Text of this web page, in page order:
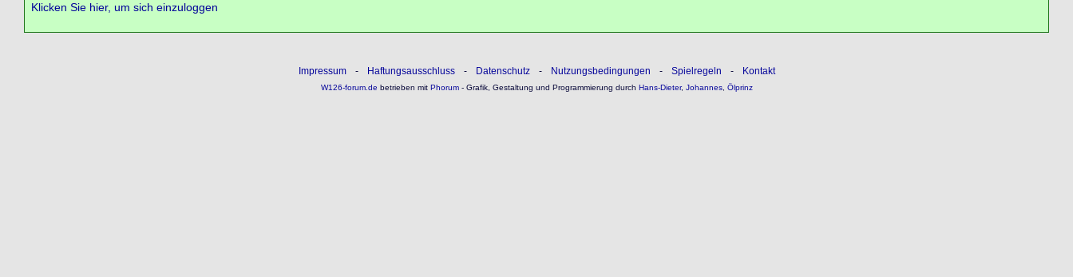
Klicken Sie hier, um sich einzuloggen
Impressum - Haftungsausschluss - Datenschutz - Nutzungsbedingungen - Spielregeln - Kontakt
W126-forum.de betrieben mitPhorum- Grafik, Gestaltung und Programmierung durch Hans-Dieter, Johannes, Ölprinz